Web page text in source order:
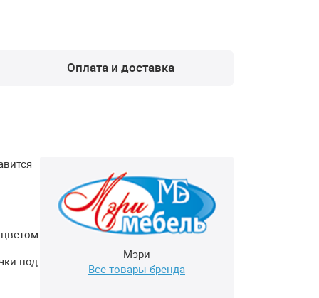
Оплата и доставка
Мэри
Все товары бренда
под